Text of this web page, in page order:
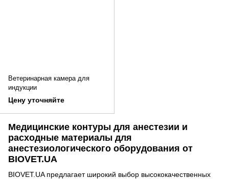
Ветеринарная камера для
индукции
Цену уточняйте
Медицинские контуры для анестезии и
расходные материалы для
анестезиологического оборудования от
BIOVET.UA
BIOVET.UA предлагает широкий выбор высококачественных